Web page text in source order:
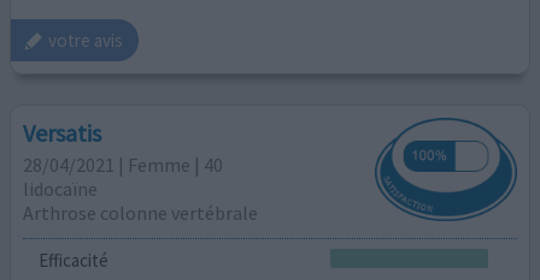
votre avis
Versatis
28/04/2021 | Femme | 40
lidocaïne
Arthrose colonne vertébrale
Efficacité